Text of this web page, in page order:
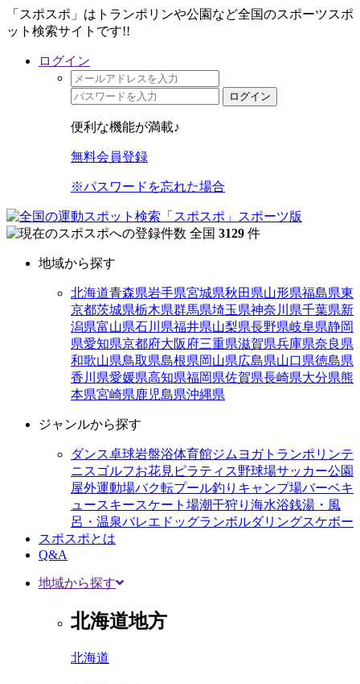
「スポスポ」はトランポリンや公園など全国のスポーツスポ
ット検索サイトです!!
ログイン
ログイン
便利な機能が満載♪
無料会員登録
※パスワードを忘れた場合
全国 3129 件
地域から探す
北海道青森県岩手県宮城県秋田県山形県福島県東
京都茨城県栃木県群馬県埼玉県神奈川県千葉県新
潟県富山県石川県福井県山梨県長野県岐阜県静岡
県愛知県京都府大阪府三重県滋賀県兵庫県奈良県
和歌山県鳥取県島根県岡山県広島県山口県徳島県
香川県愛媛県高知県福岡県佐賀県長崎県大分県熊
本県宮崎県鹿児島県沖縄県
ジャンルから探す
ダンス卓球岩盤浴体育館ジム ヨガトランポリンテ
ニス ゴルフお花見 ピラティス野球場サッカー公園
屋外運動場バク転プール釣り キャンプ場バーベキ
ュースキースケート場潮干狩り 海水浴銭湯・風
呂・温泉バレエ ドッグランボルダリングスケボー
スポスポとは
Q&A
地域から探す
北海道地方
北海道